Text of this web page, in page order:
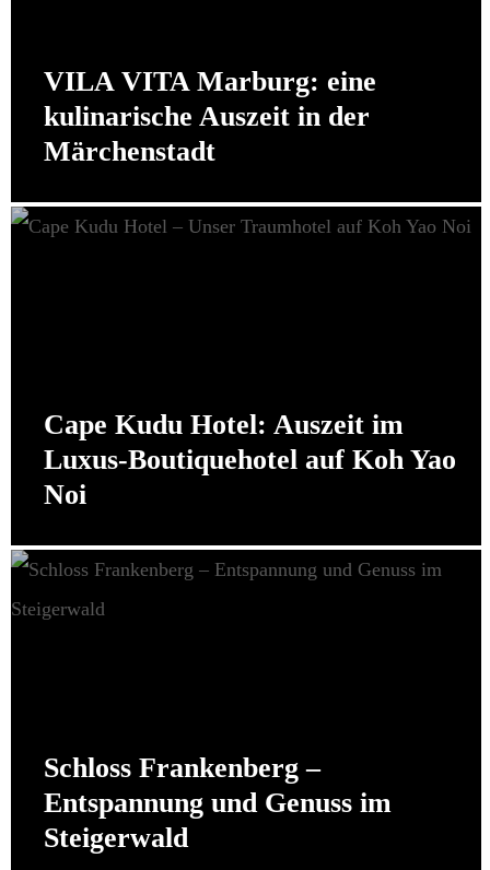
VILA VITA Marburg: eine
kulinarische Auszeit in der
Märchenstadt
Cape Kudu Hotel: Auszeit im
Luxus-Boutiquehotel auf Koh Yao
Noi
Schloss Frankenberg –
Entspannung und Genuss im
Steigerwald